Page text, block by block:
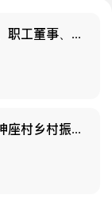
蜀道集团党委委员、职工董事、工会主席朱莉一行深入阿坝县调研督导养护集团“蜀道连心 驿路同行”工艺帮扶项目建设
藏高公司定点帮扶神座村乡村振兴重点建设项目取得阶段性成功